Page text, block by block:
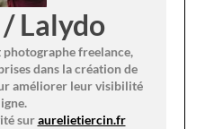
Lalydo
photographe freelance,
dans la création de
améliorer leur visibilité
suraurelietiercin.fr